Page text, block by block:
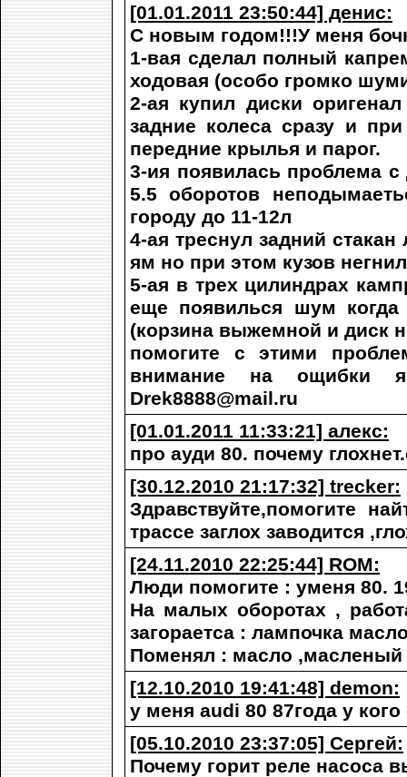
[01.01.2011 23:50:44] денис:
С новым годом!!!У меня
1-вая сделал полный
ходовая (особо громко
2-ая купил диски
задние колеса сразу и
передние крылья и парог.
3-ия появилась проблема
5.5 оборотов
городу до 11-12л
4-ая треснул задний
ям но при этом кузов
5-ая в трех цилиндрах
еще появилься шум когда
(корзина выжемной и диск
помогите с этими
внимание на ощибки
Drek8888@mail.ru
[01.01.2011 11:33:21] алекс:
про ауди 80. почему
[30.12.2010 21:17:32] trecker:
Здравствуйте,помогите
трассе заглох заводится
[24.11.2010 22:25:44] ROM:
Люди помогите : уменя 80.
На малых оборотах ,
загораетса : лампочка
Поменял : масло
[12.10.2010 19:41:48] demon:
у меня audi 80 87года у
[05.10.2010 23:37:05] Сергей:
Почему горит реле насоса